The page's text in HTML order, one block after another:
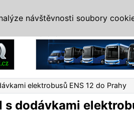
elektrobusů ENS 12 do Prahy
s dodávkami
návštěvnosti soubory